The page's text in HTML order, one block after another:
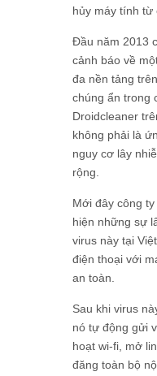
hủy máy tính từ
Đầu năm 2013
cảnh báo về
đa nền tảng
chúng ẩn trong
Droidcleaner
không phải là
nguy cơ lây
rộng.
Mới đây công
hiện những sự
virus này tại
điện thoại với
an toàn.
Sau khi virus
nó tự động gửi
hoạt wi-fi, mở
đăng toàn bộ